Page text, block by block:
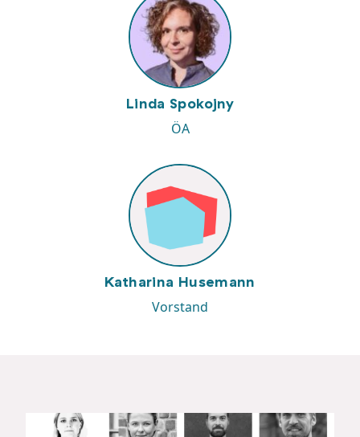
Linda Spokojny
ÖA
Katharina Husemann
Vorstand